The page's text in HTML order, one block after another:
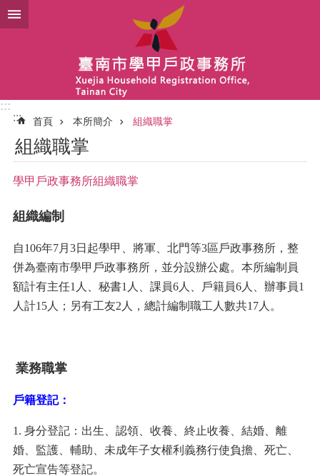
跳到主要內容區塊
:::
:::
首頁 本所簡介 組織職掌
組織職掌
學甲戶政事務所組織職掌
組織編制
自106年7月3日起學甲、將軍
北門等3區戶政事務所，整
併為臺南市學甲戶政事務所，並分設辦公處。本所編制員
額計有主任1 人、秘書1人、課員6 人、戶籍員6 人、辦事員1
人計15 人；另有工友2 人，總計編制職工人數共17 人。
業務職掌
戶籍登記：
1. 身分登記：出生、認領、收養、終止收養、結婚、離
婚、監護、輔助、未成年子女權利義務行使負擔、死亡、
死亡宣告等登記。